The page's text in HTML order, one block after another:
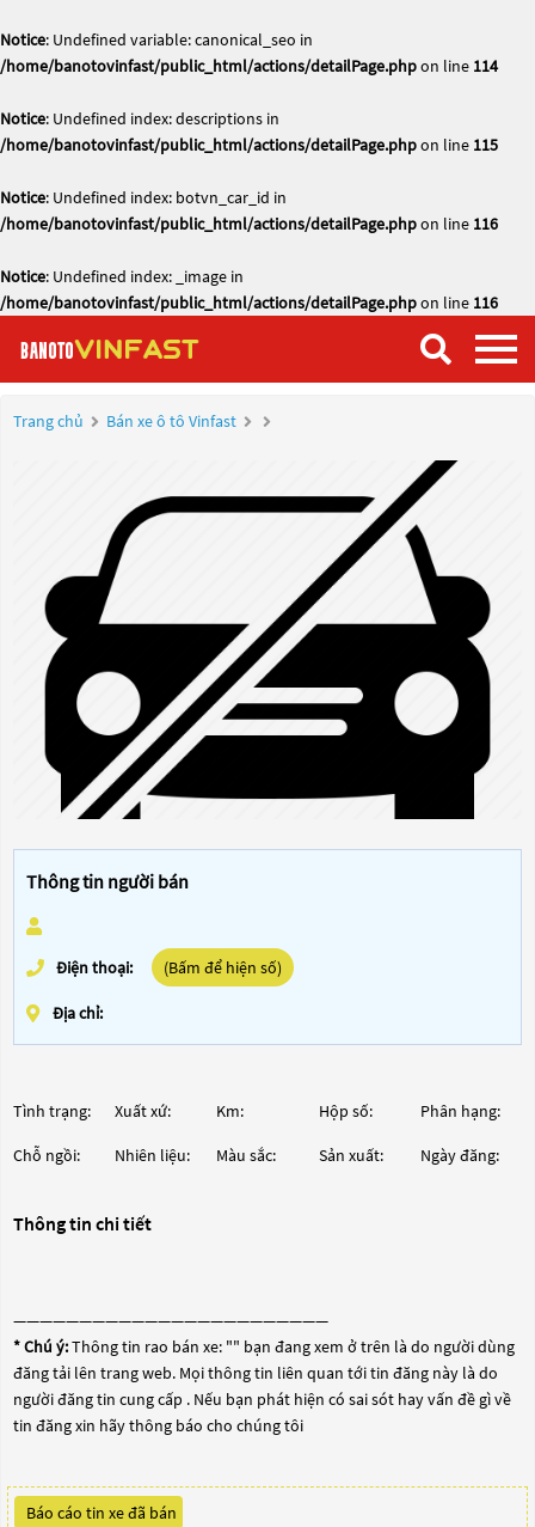
Notice: Undefined variable: canonical_seo in
/home/banotovinfast/public_html/actions/detailPage.phpon line 114
Notice: Undefined index: descriptions in
/home/banotovinfast/public_html/actions/detailPage.phpon line 115
Notice: Undefined index: botvn_car_id in
/home/banotovinfast/public_html/actions/detailPage.phpon line 116
Notice: Undefined index: _image in
/home/banotovinfast/public_html/actions/detailPage.phpon line 116
Trang chủ Bán xe ô tô Vinfast
Thông tin người bán
Điện thoại: (Bấm để hiện số)
Địa chỉ:
Tình trạng: Xuất xứ: Km: Hộp số: Phân hạng:
Chỗ ngồi: Nhiên liệu: Màu sắc: Sản xuất: Ngày đăng:
Thông tin chi tiết
————————————————————————
* Chú ý:Thông tin rao bán xe: "" bạn đang xem ở trên là do người dùng
đăng tải lên trang web. Mọi thông tin liên quan tới tin đăng này là do
người đăng tin cung cấp . Nếu bạn phát hiện có sai sót hay vấn đề gì về
tin đăng xin hãy thông báo cho chúng tôi
Báo cáo tin xe đã bán